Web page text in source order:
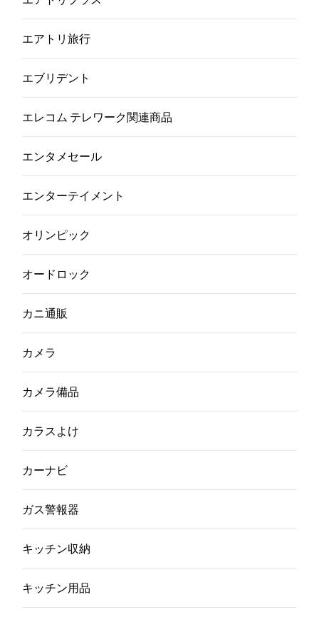
エアトリ旅行
エブリデント
エレコム テレワーク関連商品
エンタメセール
エンターテイメント
オリンピック
オードロック
カニ通販
カメラ
カメラ備品
カラスよけ
カーナビ
ガス警報器
キッチン収納
キッチン用品